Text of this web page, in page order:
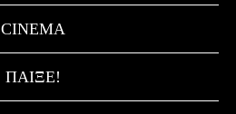
CINEMA
ΠΑΊΞΕ!